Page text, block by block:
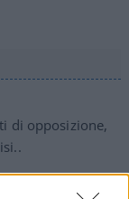
di opposizione,